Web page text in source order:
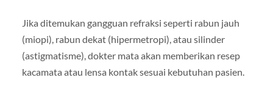
Jika ditemukan gangguan refraksi seperti rabun jauh
(miopi), rabun dekat (hipermetropi), atau silinder
(astigmatisme), dokter mata akan memberikan resep
kacamata atau lensa kontak sesuai kebutuhan pasien.